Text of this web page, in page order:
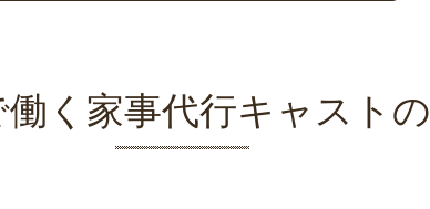
働く家事代行キャスト